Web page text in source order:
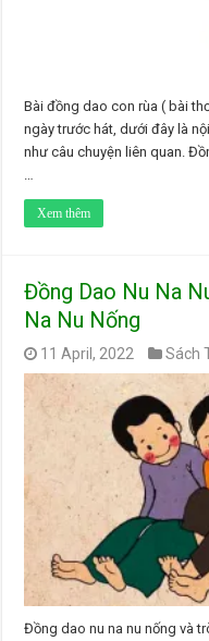
Bài đồng dao con rùa ( bài
ngày trước hát, dưới đây là
như câu chuyện liên quan.
Xem thêm
Đồng Dao Nu Na
Na Nu Nống
11 April, 2022 Sách
Đồng dao nu na nu nống và